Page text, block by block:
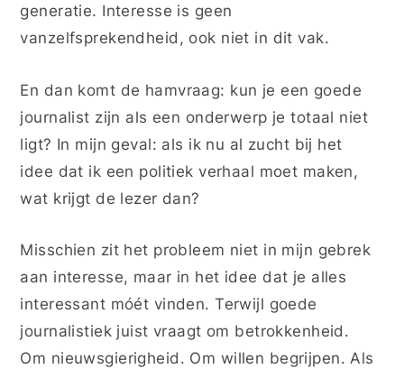
generatie. Interesse is geen
vanzelfsprekendheid, ook niet in dit vak.
En dan komt de hamvraag: kun je een goede
journalist zijn als een onderwerp je totaal niet
ligt? In mijn geval: als ik nu al zucht bij het
idee dat ik een politiek verhaal moet maken,
wat krijgt de lezer dan?
Misschien zit het probleem niet in mijn gebrek
aan interesse, maar in het idee dat je alles
interessant móét vinden. Terwijl goede
journalistiek juist vraagt om betrokkenheid.
Om nieuwsgierigheid. Om willen begrijpen. Als